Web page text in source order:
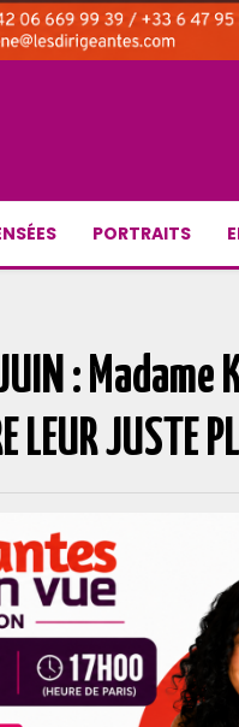
PORTRAITS
: Madame
LEUR JUSTE